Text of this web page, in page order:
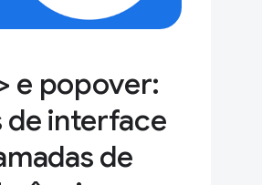
e popover:
de interface
de